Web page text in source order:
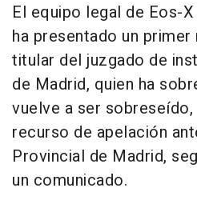
El equipo legal de Eos-
ha presentado un
titular del juzgado de
de Madrid, quien ha
vuelve a ser
recurso de apelación
Provincial de Madrid,
un comunicado.